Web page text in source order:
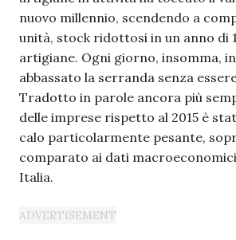
nuovo millennio, scendendo a
unità, stock ridottosi in un anno di
artigiane. Ogni giorno, insomma,
abbassato la serranda senza
Tradotto in parole ancora più
delle imprese rispetto al 2015 è
calo particolarmente pesante,
comparato ai dati
Italia.